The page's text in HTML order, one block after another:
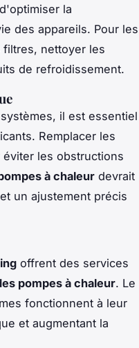
la
des appareils. Pour les
nettoyer les
de refroidissement.
il est essentiel
Remplacer les
les obstructions
à chaleur devrait
un ajustement précis
offrent des services
pompes à chaleur. Le
fonctionnent à leur
et augmentant la